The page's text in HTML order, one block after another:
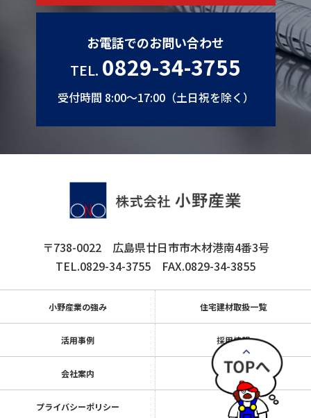
お電話でのお問い合わせ
TEL. 0829-34-3755
受付時間 8:00～17:00（土日祝を除く）
〒738-0022 広島県廿日市市木材港南4番3号
TEL.0829-34-3755 FAX.0829-34-3855
小野産業の強み 住宅建材取扱一覧
活用事例 採用情報
会社案内 お知らせ
プライバシーポリシー